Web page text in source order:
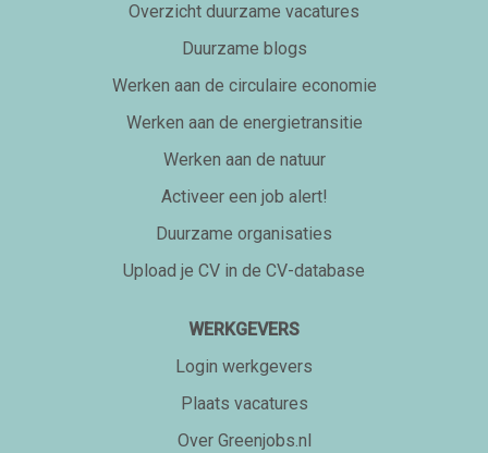
Overzicht duurzame vacatures
Duurzame blogs
Werken aan de circulaire economie
Werken aan de energietransitie
Werken aan de natuur
Activeer een job alert!
Duurzame organisaties
Upload je CV in de CV-database
WERKGEVERS
Login werkgevers
Plaats vacatures
Over Greenjobs.nl